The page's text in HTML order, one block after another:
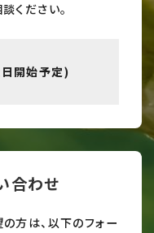
ください。
開始予定)
合わせ
方は、以下のフォー